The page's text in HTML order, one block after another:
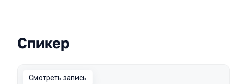
Выступления в сезоне 2024
Спикер
Смотреть запись